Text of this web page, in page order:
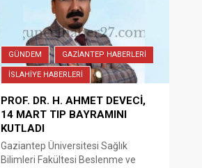
GÜNDEM GAZİANTEP HABERLERİ
İSLAHİYE HABERLERİ
PROF. DR. H. AHMET DEVECİ,
14 MART TIP BAYRAMINI
KUTLADI
Gaziantep Üniversitesi Sağlık
Bilimleri Fakültesi Beslenme ve